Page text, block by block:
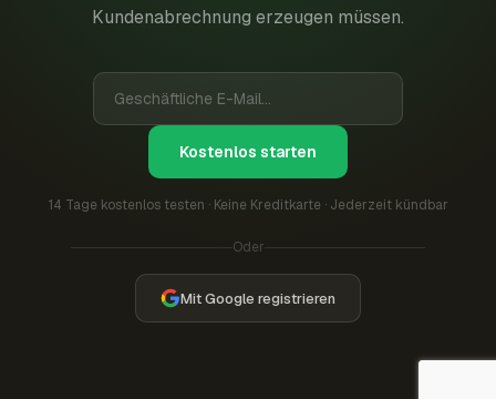
Kundenabrechnung erzeugen müssen.
Kostenlos starten
14 Tage kostenlos testen · Keine Kreditkarte · Jederzeit kündbar
Oder
Mit Google registrieren